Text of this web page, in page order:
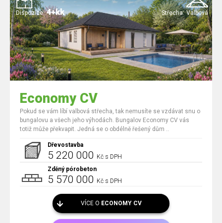
Střecha: Valbová
Dispozice: 4+kk
Economy CV
Pokud se vám líbí valbová střecha, tak nemusíte se vzdávat snu o
bungalovu a všech jeho výhodách. Bungalov Economy CV vás
totiž může překvapit. Jedná se o obdélně řešený dům ..
Dřevostavba
5 220 000 Kč s DPH
Zděný pórobeton
5 570 000 Kč s DPH
VÍCE O ECONOMY CV